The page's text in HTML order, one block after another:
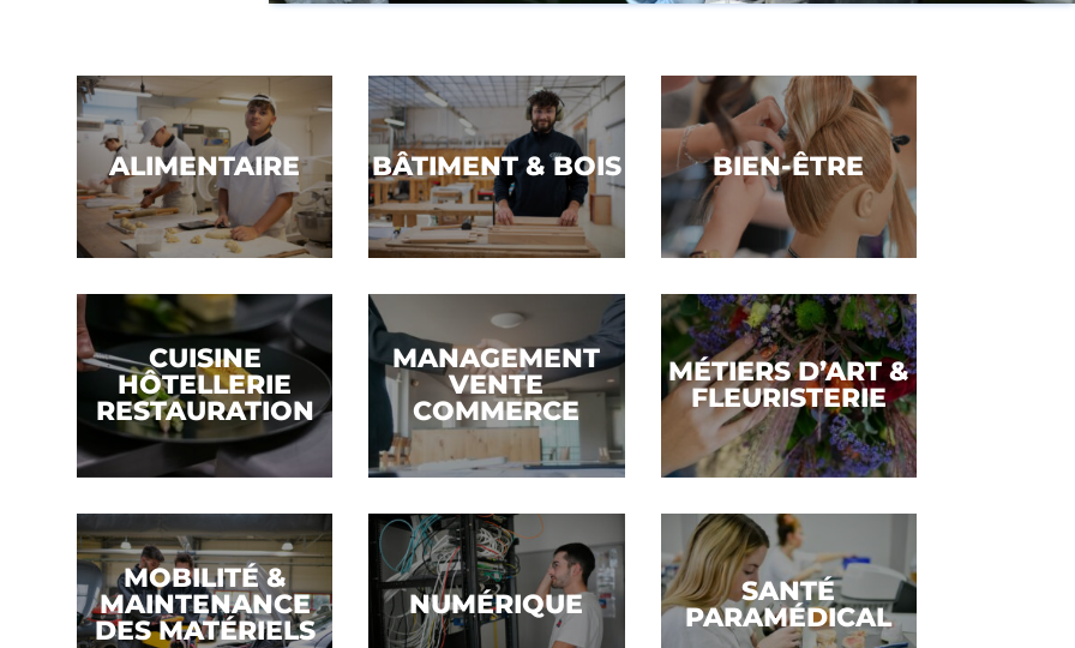
ALIMENTAIRE
Voir la filière
BÂTIMENT & BOIS
Voir la filière
BIEN-ÊTRE
Voir la filière
CUISINE
HÔTELLERIE
RESTAURATION
Voir la filière
MANAGEMENT
VENTE
COMMERCE
Voir la filière
MÉTIERS D’ART &
FLEURISTERIE
Voir la filière
MOBILITÉ &
MAINTENANCE
DES MATÉRIELS
Voir la filière
NUMÉRIQUE
Voir la filière
SANTÉ
PARAMÉDICAL
Voir la filière